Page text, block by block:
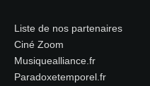
Liste de nos partenaires
Ciné Zoom
Musiquealliance.fr
Paradoxetemporel.fr